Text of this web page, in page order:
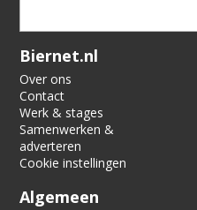
Verification code:
Biernet.nl
Over ons
Contact
Werk & stages
Samenwerken &
adverteren
Cookie instellingen
Algemeen